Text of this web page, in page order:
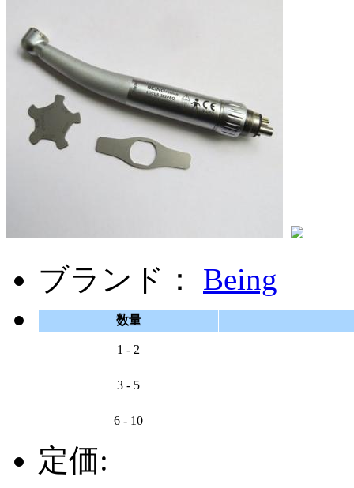
ブランド： Being
数量
1 - 2
3 - 5
6 - 10
定価: